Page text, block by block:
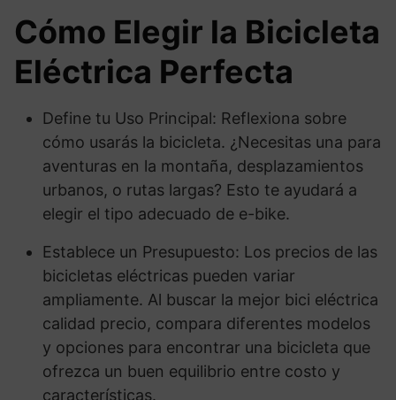
Cómo Elegir la Bicicleta
Eléctrica Perfecta
Define tu Uso Principal: Reflexiona sobre
cómo usarás la bicicleta. ¿Necesitas una para
aventuras en la montaña, desplazamientos
urbanos, o rutas largas? Esto te ayudará a
elegir el tipo adecuado de e-bike.
Establece un Presupuesto: Los precios de las
bicicletas eléctricas pueden variar
ampliamente. Al buscar la mejor bici eléctrica
calidad precio, compara diferentes modelos
y opciones para encontrar una bicicleta que
ofrezca un buen equilibrio entre costo y
características.